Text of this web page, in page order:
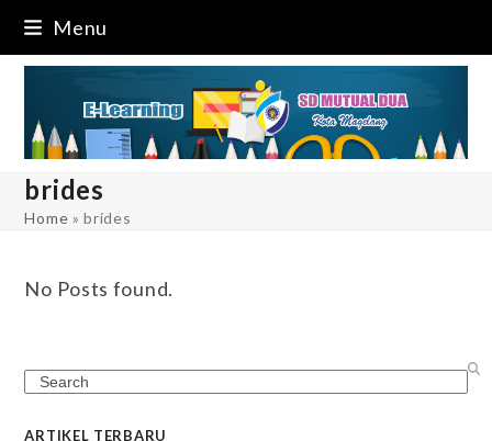
content
Menu
brides
Home »brides
No Posts found.
Search
ARTIKEL TERBARU